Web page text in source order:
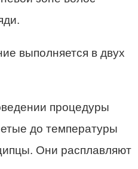
выполняется в двух
процедуры
до температуры
Они расплавляют